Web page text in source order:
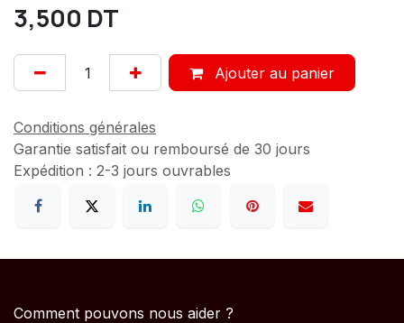
3,500 DT
Ajouter au panier
Conditions générales
Garantie satisfait ou remboursé de 30 jours
Expédition : 2-3 jours ouvrables
Comment pouvons nous aider ?